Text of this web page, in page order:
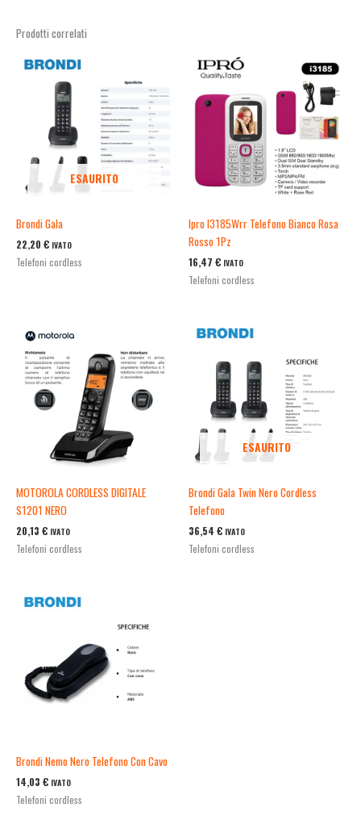
Prodotti correlati
ESAURITO
Brondi Gala
22,20 € IVATO
Telefoni cordless
Ipro I3185Wrr Telefono Bianco Rosa
Rosso 1Pz
16,47 € IVATO
Telefoni cordless
MOTOROLA CORDLESS DIGITALE
S1201 NERO
20,13 € IVATO
Telefoni cordless
ESAURITO
Brondi Gala Twin Nero Cordless
Telefono
36,54 € IVATO
Telefoni cordless
Brondi Nemo Nero Telefono Con Cavo
14,03 € IVATO
Telefoni cordless